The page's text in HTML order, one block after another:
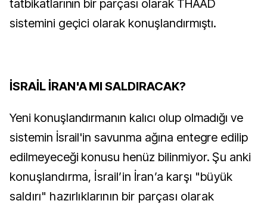
tatbikatlarının bir parçası olarak THAAD
sistemini geçici olarak konuşlandırmıştı.
İSRAİL İRAN'A MI SALDIRACAK?
Yeni konuşlandırmanın kalıcı olup olmadığı ve
sistemin İsrail'in savunma ağına entegre edilip
edilmeyeceği konusu henüz bilinmiyor.Şu anki
konuşlandırma, İsrail’in İran’a karşı "büyük
saldırı" hazırlıklarının bir parçası olarak